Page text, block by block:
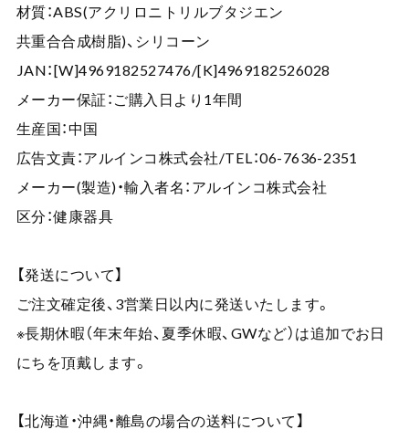
材質：ABS(アクリロニトリルブタジエン
共重合合成樹脂)、シリコーン
JAN：[W]4969182527476/[K]4969182526028
メーカー保証：ご購入日より1年間
生産国：中国
広告文責：アルインコ株式会社/TEL：06-7636-2351
メーカー(製造)・輸入者名：アルインコ株式会社
区分：健康器具
【発送について】
ご注文確定後、3営業日以内に発送いたします。
※長期休暇（年末年始、夏季休暇、GWなど）は追加でお日
にちを頂戴します。
【北海道・沖縄・離島の場合の送料について】